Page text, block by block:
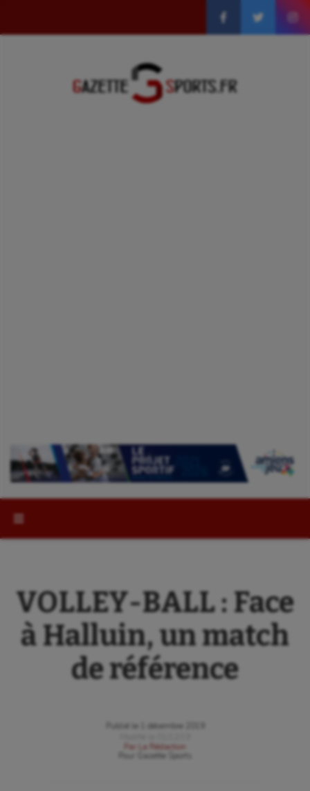
VOLLEY-BALL : Face
à Halluin, un match
de référence
Publié le
1 décembre 2019
Par
La Rédaction
Gazette Sports